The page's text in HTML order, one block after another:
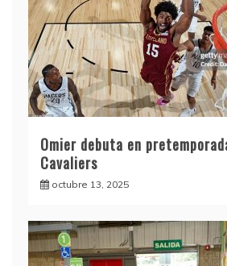
Omier debuta en
Cavaliers
octubre 13, 2025